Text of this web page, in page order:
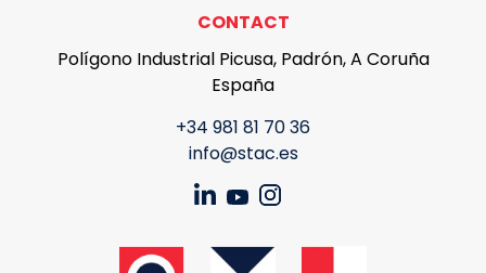
CONTACT
Polígono Industrial Picusa, Padrón, A Coruña
España
+34 981 81 70 36
info@stac.es